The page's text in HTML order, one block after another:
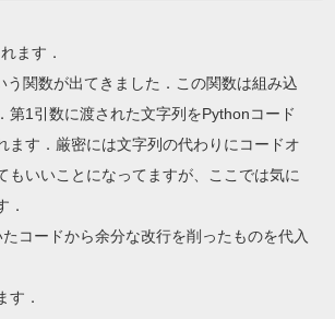
ます．
う関数が出てきました．この関数は組み込
第1引数に渡された文字列をPythonコード
ます．厳密には文字列の代わりにコードオ
もいいことになってますが、ここでは気に
．
コードから余分な改行を削ったものを代入
す．